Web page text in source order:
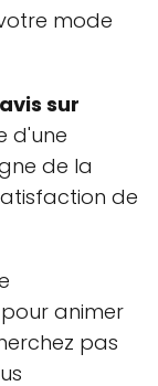
mode
sur
d'une
de la
de
animer
pas